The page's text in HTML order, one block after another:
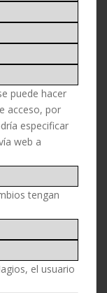
puede hacer
acceso, por
especificar
web a
tengan
el usuario